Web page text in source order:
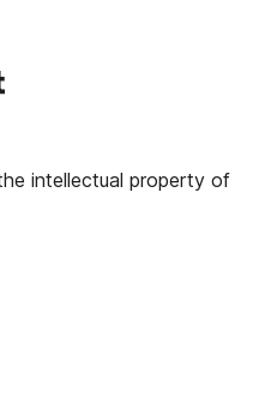
kanālu
mūsu Tumblr kontu
intellectual property of